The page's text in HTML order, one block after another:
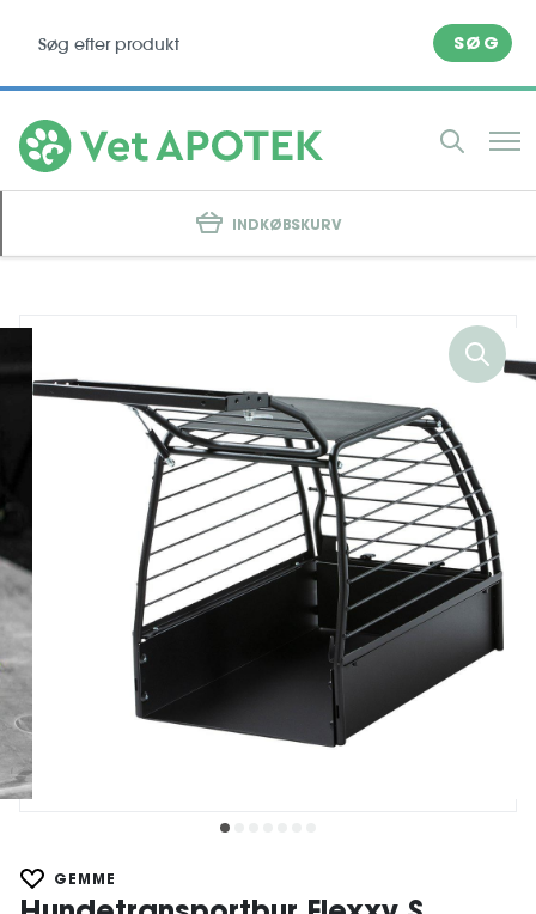
SØG
INDKØBSKURV
GEMME